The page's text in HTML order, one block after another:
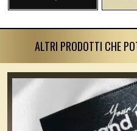
ALTRI PRODOTTI CHE